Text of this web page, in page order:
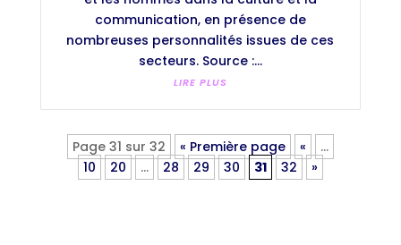
communication, en présence de
nombreuses personnalités issues de ces
secteurs. Source :...
LIRE PLUS
Page 31 sur 32 « Première page «
…
10
20 … 28 29 30 31 32 »